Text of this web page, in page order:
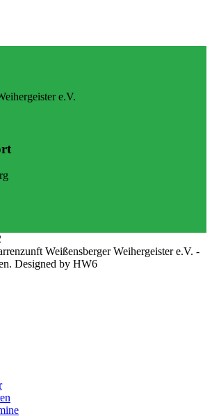
e.V.
Weißensberger Weihergeister e.V. -
Designed by HW6